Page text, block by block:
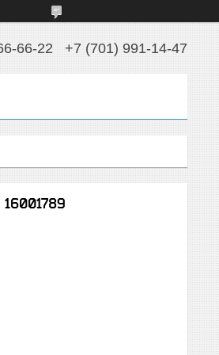
66-22 +7 (701) 991-14-47